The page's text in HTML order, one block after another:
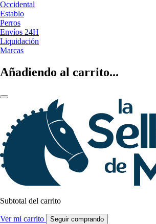
Occidental
Establo
Perros
Envíos 24H
Liquidación
Marcas
Añadiendo al carrito...
Subtotal del carrito
Ver mi carrito Seguir comprando